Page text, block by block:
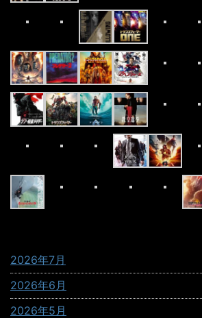
2026年7月
2026年6月
2026年5月